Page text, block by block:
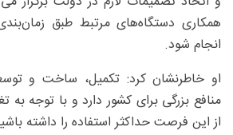
همکاری دستگاه‌های مرتبط طبق
انجام شود.
او خاطرنشان کرد: تکمیل، ساخت و
منافع بزرگی برای کشور دارد و با توجه به
از این فرصت حداکثر استفاده را داشته